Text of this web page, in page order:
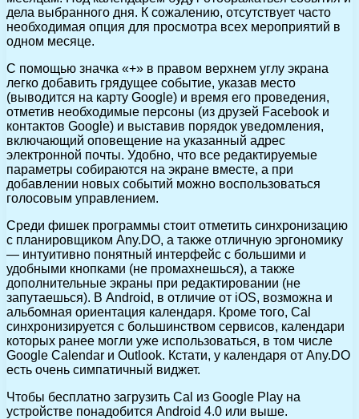
дела выбранного дня. К сожалению, отсутствует часто
необходимая опция для просмотра всех мероприятий в
одном месяце.
С помощью значка «+» в правом верхнем углу экрана
легко добавить грядущее событие, указав место
(выводится на карту Google) и время его проведения,
отметив необходимые персоны (из друзей Facebook и
контактов Google) и выставив порядок уведомления,
включающий оповещение на указанный адрес
электронной почты. Удобно, что все редактируемые
параметры собираются на экране вместе, а при
добавлении новых событий можно воспользоваться
голосовым управлением.
Среди фишек программы стоит отметить синхронизацию
с планировщиком Any.DO, а также отличную эргономику
— интуитивно понятный интерфейс с большими и
удобными кнопками (не промахнешься), а также
дополнительные экраны при редактировании (не
запутаешься). В Android, в отличие от iOS, возможна и
альбомная ориентация календаря. Кроме того, Cal
синхронизируется с большинством сервисов, календари
которых ранее могли уже использоваться, в том числе
Google Calendar и Outlook. Кстати, у календаря от Any.DO
есть очень симпатичный виджет.
Чтобы бесплатно загрузить Cal из Google Play на
устройстве понадобится Android 4.0 или выше.